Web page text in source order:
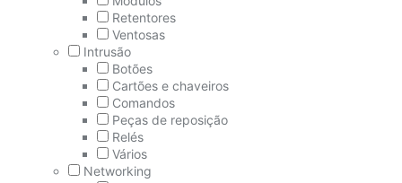
Retentores
Ventosas
Intrusão
Botões
Cartões e chaveiros
Comandos
Peças de reposição
Relés
Vários
Networking